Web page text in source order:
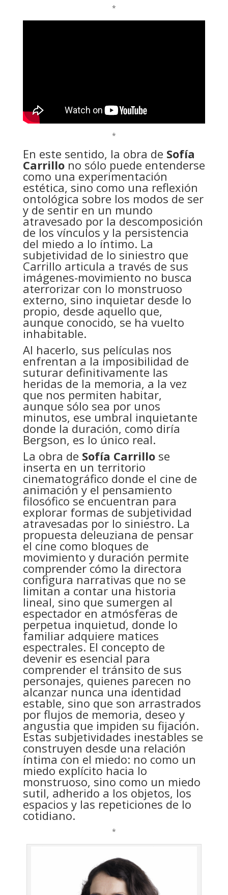
*
*
En este sentido, la obra de Sofía
Carrillono sólo puede entenderse
como una experimentación
estética, sino como una reflexión
ontológica sobre los modos de ser
y de sentir en un mundo
atravesado por la descomposición
de los vínculos y la persistencia
del miedo a lo íntimo. La
subjetividad de lo siniestro que
Carrillo articula a través de sus
imágenes-movimiento no busca
aterrorizar con lo monstruoso
externo, sino inquietar desde lo
propio, desde aquello que,
aunque conocido, se ha vuelto
inhabitable.
Al hacerlo, sus películas nos
enfrentan a la imposibilidad de
suturar definitivamente las
heridas de la memoria, a la vez
que nos permiten habitar,
aunque sólo sea por unos
minutos, ese umbral inquietante
donde la duración, como diría
Bergson, es lo único real.
La obra de Sofía Carrillose
inserta en un territorio
cinematográfico donde el cine de
animación y el pensamiento
filosófico se encuentran para
explorar formas de subjetividad
atravesadas por lo siniestro. La
propuesta deleuziana de pensar
el cine como bloques de
movimiento y duración permite
comprender cómo la directora
configura narrativas que no se
limitan a contar una historia
lineal, sino que sumergen al
espectador en atmósferas de
perpetua inquietud, donde lo
familiar adquiere matices
espectrales. El concepto de
devenir es esencial para
comprender el tránsito de sus
personajes, quienes parecen no
alcanzar nunca una identidad
estable, sino que son arrastrados
por flujos de memoria, deseo y
angustia que impiden su fijación.
Estas subjetividades inestables se
construyen desde una relación
íntima con el miedo: no como un
miedo explícito hacia lo
monstruoso, sino como un miedo
sutil, adherido a los objetos, los
espacios y las repeticiones de lo
cotidiano.
*